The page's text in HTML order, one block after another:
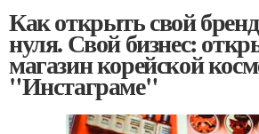
Как открыть свой
нуля. Свой бизнес:
магазин корейской
"Инстаграме"